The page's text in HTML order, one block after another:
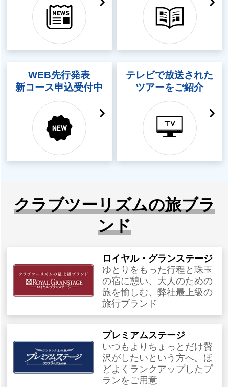
WEB先行発表
新コース申込受付中
テレビで放送された
ツアーをご紹介
クラブツーリズムの旅ブラ
ンド
ロイヤル・グランステージ
ゆとりをもった行程と珠玉
の宿に憩い、大人のための
旅を愉しむ、弊社最上級の
旅行ブランド
プレミアムステージ
いつもよりちょっとだけ贅
沢がしたいという方へ。ほ
どよくランクアップしたプ
ランをご用意